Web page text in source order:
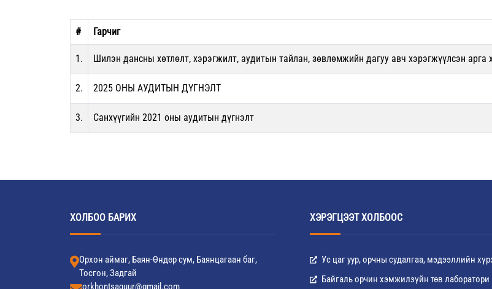
# Гарчиг
1. Шилэн дансны хөтлөлт, хэрэгжилт, аудитын тайлан, зөвлөмжийн дагуу авч хэрэгжүүлсэн
2. 2025 ОНЫ АУДИТЫН ДҮГНЭЛТ
3. Санхүүгийн 2021 оны аудитын дүгнэлт
ХОЛБОО БАРИХ
Орхон аймаг, Баян-Өндөр сум, Баянцагаан баг,
Тосгон, Задгай
orkhontsaguur@gmail.com
ХЭРЭГЦЭЭТ ХОЛБООС
Ус цаг уур, орчны судалгаа, мэдээллийн
Байгаль орчин хэмжилзүйн төв лаборатори